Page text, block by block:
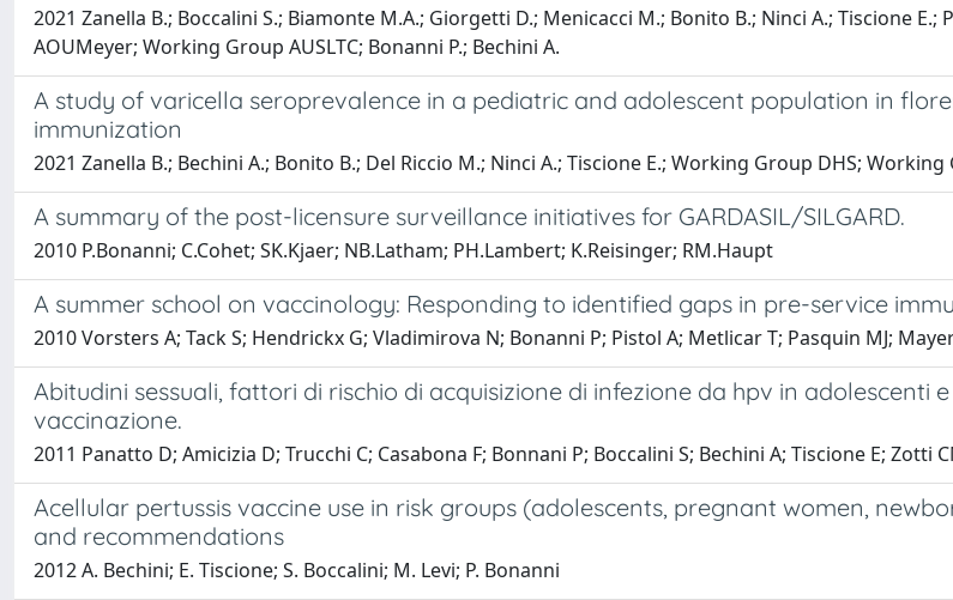
2021 Zanella B.; Boccalini S.; Biamonte M.A.; Giorgetti D.; Menicacci M.; Bonito B.; Ninci A.; Tiscione
AOUMeyer; Working Group AUSLTC; Bonanni P.; Bechini A.
A study of varicella seroprevalence in a pediatric and adolescent population in
immunization
2021 Zanella B.; Bechini A.; Bonito B.; Del Riccio M.; Ninci A.; Tiscione E.; Working Group DHS;
A summary of the post-licensure surveillance initiatives for GARDASIL/SILGARD.
2010 P.Bonanni; C.Cohet; SK.Kjaer; NB.Latham; PH.Lambert; K.Reisinger; RM.Haupt
A summer school on vaccinology: Responding to identified gaps in pre-service
2010 Vorsters A; Tack S; Hendrickx G; Vladimirova N; Bonanni P; Pistol A; Metlicar T; Pasquin MJ;
Abitudini sessuali, fattori di rischio di acquisizione di infezione da hpv in
vaccinazione.
2011 Panatto D; Amicizia D; Trucchi C; Casabona F; Bonnani P; Boccalini S; Bechini A; Tiscione E; Zotti
Acellular pertussis vaccine use in risk groups (adolescents, pregnant women,
and recommendations
2012 A. Bechini; E. Tiscione; S. Boccalini; M. Levi; P. Bonanni